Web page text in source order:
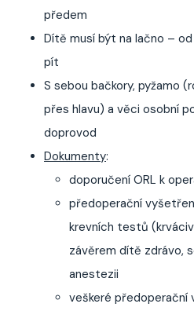
předem
Dítě musí být na lačno –
pít
S sebou bačkory, pyžamo
přes hlavu) a věci osobní
doprovod
Dokumenty:
doporučení ORL k
předoperační
krevních testů
závěrem dítě zdrávo,
anestezii
veškeré